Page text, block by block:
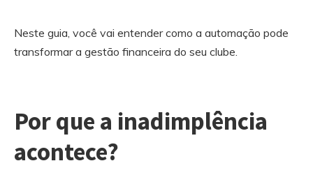
Neste guia, você vai entender como a automação pode
transformar a gestão financeira do seu clube.
Por que a inadimplência
acontece?